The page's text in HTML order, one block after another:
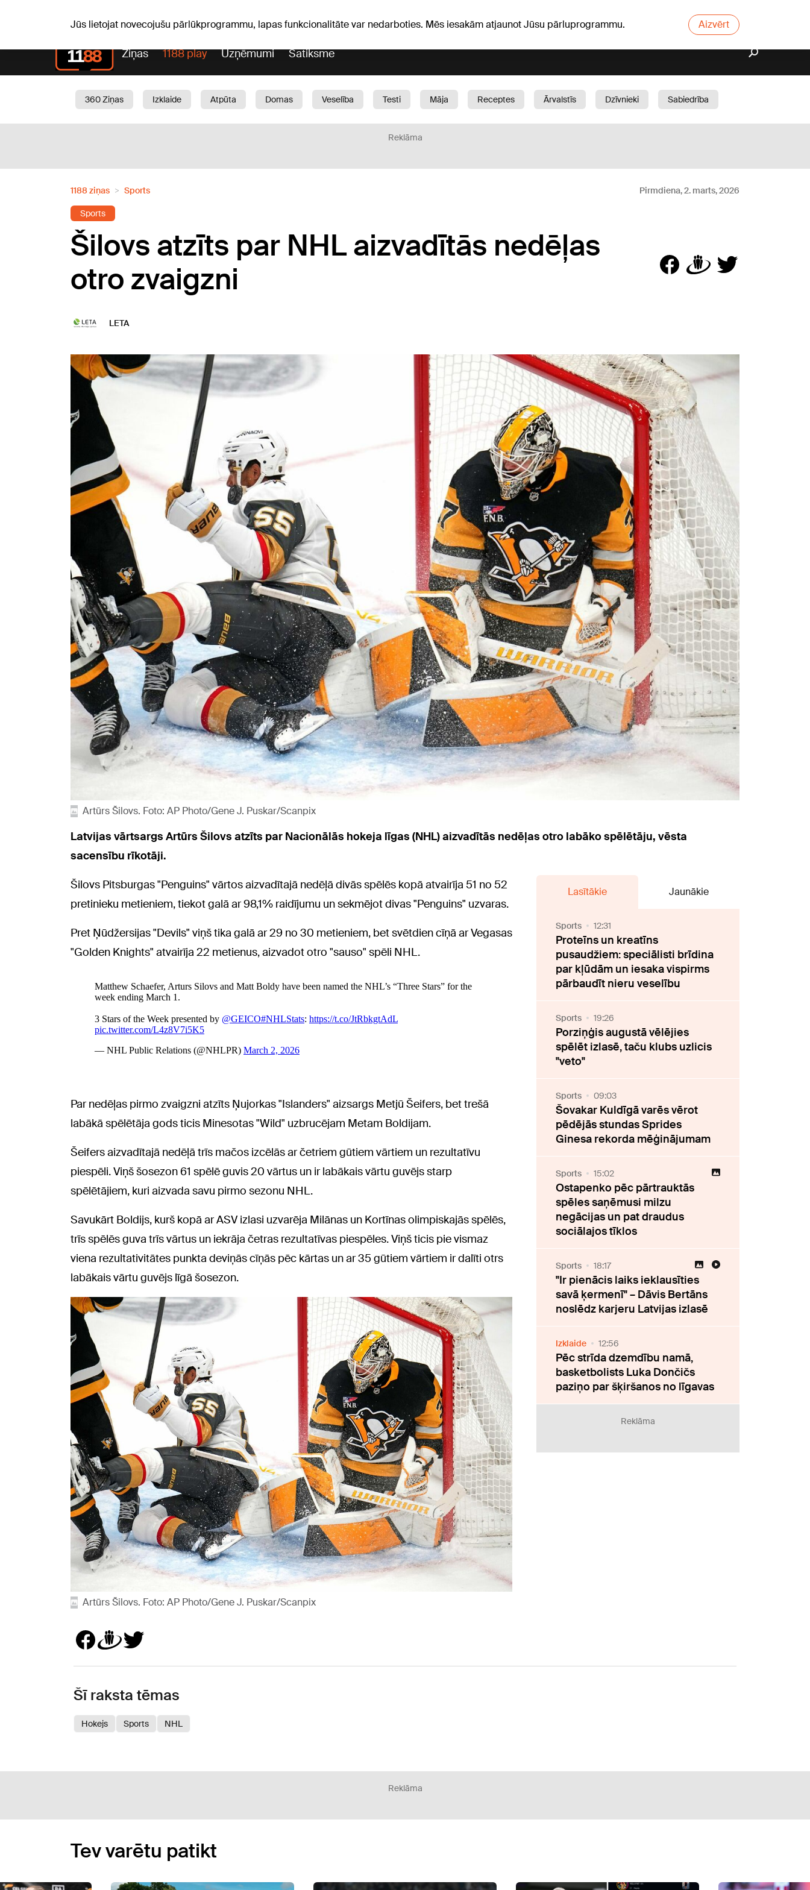
Jūs lietojat novecojušu pārlūkprogrammu, lapas funkcionalitāte var nedarboties. Mēs iesakām atjaunot Jūsu pārluprogrammu. Aizvērt
Ziņas 1188 play Uzņēmumi Satiksme
360 Ziņas Izklaide Atpūta Domas Veselība Testi Māja Receptes Ārvalstīs Dzīvnieki
Sabiedrība
Reklāma
1188 ziņas Sports Pirmdiena, 2. marts, 2026
Sports
Šilovs atzīts par NHL aizvadītās nedēļas
otro zvaigzni
LETA
Artūrs Šilovs. Foto: AP Photo/Gene J. Puskar/Scanpix
Latvijas vārtsargs Artūrs Šilovs atzīts par Nacionālās hokeja līgas (NHL) aizvadītās nedēļas otro labāko spēlētāju, vēsta
sacensību rīkotāji.
Šilovs Pitsburgas "Penguins" vārtos aizvadītajā nedēļā divās spēlēs kopā atvairīja 51 no 52
pretinieku metieniem, tiekot galā ar 98,1% raidījumu un sekmējot divas "Penguins" uzvaras.
Pret Ņūdžersijas "Devils" viņš tika galā ar 29 no 30 metieniem, bet svētdien cīņā ar Vegasas
"Golden Knights" atvairīja 22 metienus, aizvadot otro "sauso" spēli NHL.
Par nedēļas pirmo zvaigzni atzīts Ņujorkas "Islanders" aizsargs Metjū Šeifers, bet trešā
labākā spēlētāja gods ticis Minesotas "Wild" uzbrucējam Metam Boldijam.
Šeifers aizvadītajā nedēļā trīs mačos izcēlās ar četriem gūtiem vārtiem un rezultatīvu
piespēli. Viņš šosezon 61 spēlē guvis 20 vārtus un ir labākais vārtu guvējs starp
spēlētājiem, kuri aizvada savu pirmo sezonu NHL.
Savukārt Boldijs, kurš kopā ar ASV izlasi uzvarēja Milānas un Kortīnas olimpiskajās spēlēs,
trīs spēlēs guva trīs vārtus un iekrāja četras rezultatīvas piespēles. Viņš ticis pie vismaz
viena rezultativitātes punkta deviņās cīņās pēc kārtas un ar 35 gūtiem vārtiem ir dalīti otrs
labākais vārtu guvējs līgā šosezon.
Artūrs Šilovs. Foto: AP Photo/Gene J. Puskar/Scanpix
Lasītākie Jaunākie
Sports 12:31
Proteīns un kreatīns
pusaudžiem: speciālisti brīdina
par kļūdām un iesaka vispirms
pārbaudīt nieru veselību
Sports 19:26
Porziņģis augustā vēlējies
spēlēt izlasē, taču klubs uzlicis
"veto"
Sports 09:03
Šovakar Kuldīgā varēs vērot
pēdējās stundas Sprides
Ginesa rekorda mēģinājumam
Sports 15:02
Ostapenko pēc pārtrauktās
spēles saņēmusi milzu
negācijas un pat draudus
sociālajos tīklos
Sports 18:17
"Ir pienācis laiks ieklausīties
savā ķermenī" – Dāvis Bertāns
noslēdz karjeru Latvijas izlasē
Izklaide 12:56
Pēc strīda dzemdību namā,
basketbolists Luka Dončičs
paziņo par šķiršanos no līgavas
Reklāma
Šī raksta tēmas
Hokejs Sports NHL
Reklāma
Tev varētu patikt